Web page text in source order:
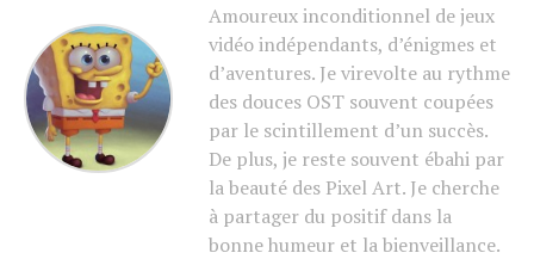
Amoureux inconditionnel de jeux
vidéo indépendants, d’énigmes et
d’aventures. Je virevolte au rythme
des douces OST souvent coupées
par le scintillement d’un succès.
De plus, je reste souvent ébahi par
la beauté des Pixel Art. Je cherche
à partager du positif dans la
bonne humeur et la bienveillance.